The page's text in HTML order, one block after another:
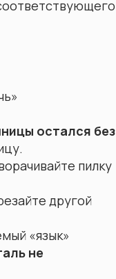
остался без
пилку
другой
«язык»
не